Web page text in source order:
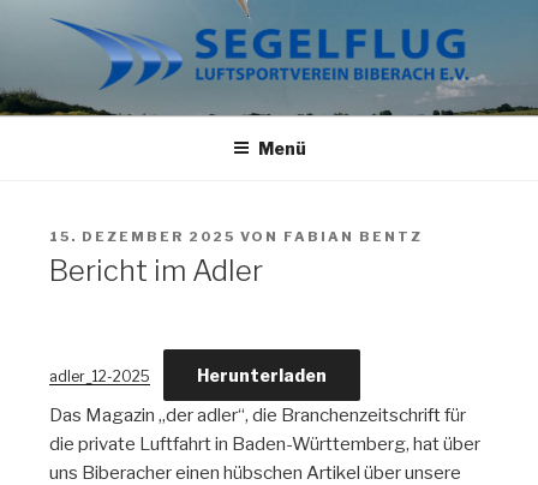
SEGELFLUG BIBERACH
Wir haben nur Fliegen im Kopf.
Menü
VERÖFFENTLICHT
AM
15. DEZEMBER 2025 VON FABIAN BENTZ
Bericht im Adler
adler_12-2025 Herunterladen
Das Magazin „der adler“, die Branchenzeitschrift für
die private Luftfahrt in Baden-Württemberg, hat über
uns Biberacher einen hübschen Artikel über unsere